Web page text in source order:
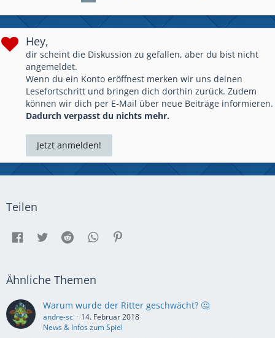
Hey,
dir scheint die Diskussion zu gefallen, aber du bist nicht
angemeldet.
Wenn du ein Konto eröffnest merken wir uns deinen
Lesefortschritt und bringen dich dorthin zurück. Zudem
können wir dich per E-Mail über neue Beiträge informieren.
Dadurch verpasst du nichts mehr.
Jetzt anmelden!
Teilen
Ähnliche Themen
Warum wurde der Ritter geschwächt? 🤔
andre-sc
14. Februar 2018
News & Infos zum Spiel